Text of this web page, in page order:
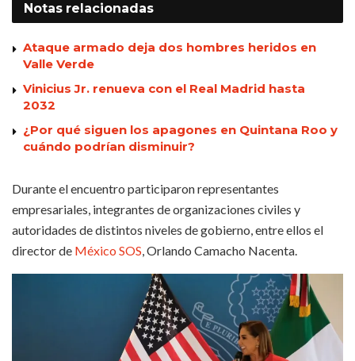
Notas relacionadas
Ataque armado deja dos hombres heridos en
Valle Verde
Vinicius Jr. renueva con el Real Madrid hasta
2032
¿Por qué siguen los apagones en Quintana Roo y
cuándo podrían disminuir?
Durante el encuentro participaron representantes
empresariales, integrantes de organizaciones civiles y
autoridades de distintos niveles de gobierno, entre ellos el
director de México SOS, Orlando Camacho Nacenta.